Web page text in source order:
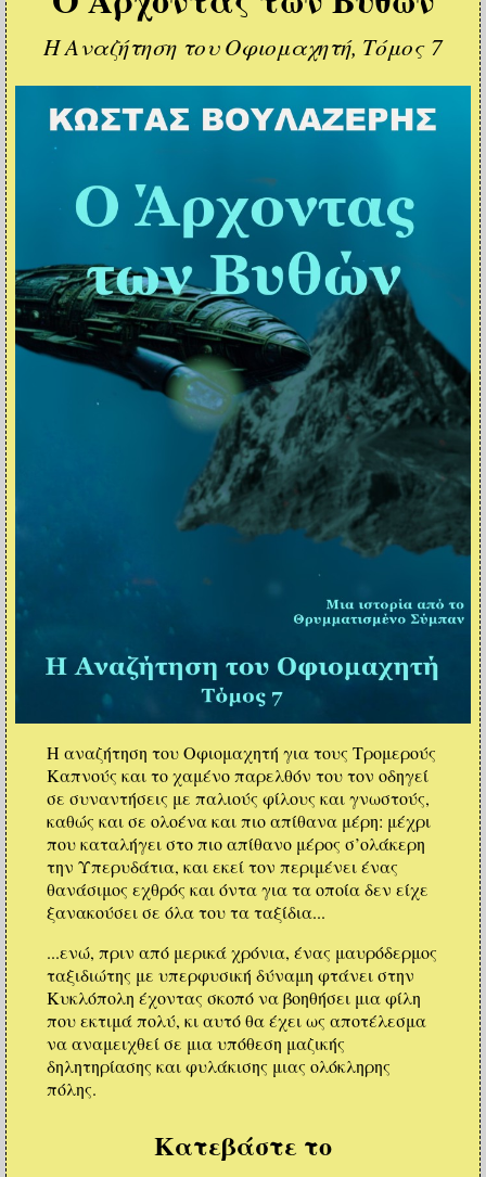
Η Αναζήτηση του Οφιομαχητή, Τόμος 7
Η αναζήτηση του Οφιομαχητή για τους Τρομερούς
Καπνούς και το χαμένο παρελθόν του τον οδηγεί
σε συναντήσεις με παλιούς φίλους και γνωστούς,
καθώς και σε ολοένα και πιο απίθανα μέρη: μέχρι
που καταλήγει στο πιο απίθανο μέρος σ’ολάκερη
την Υπερυδάτια, και εκεί τον περιμένει ένας
θανάσιμος εχθρός και όντα για τα οποία δεν είχε
ξανακούσει σε όλα του τα ταξίδια...
...ενώ, πριν από μερικά χρόνια, ένας μαυρόδερμος
ταξιδιώτης με υπερφυσική δύναμη φτάνει στην
Κυκλόπολη έχοντας σκοπό να βοηθήσει μια φίλη
που εκτιμά πολύ, κι αυτό θα έχει ως αποτέλεσμα
να αναμειχθεί σε μια υπόθεση μαζικής
δηλητηρίασης και φυλάκισης μιας ολόκληρης
πόλης.
Κατεβάστε το